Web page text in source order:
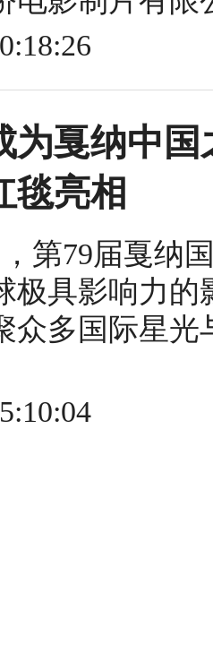
为戛纳中
毯亮相
第79届戛纳
极具影响力
众多国际星